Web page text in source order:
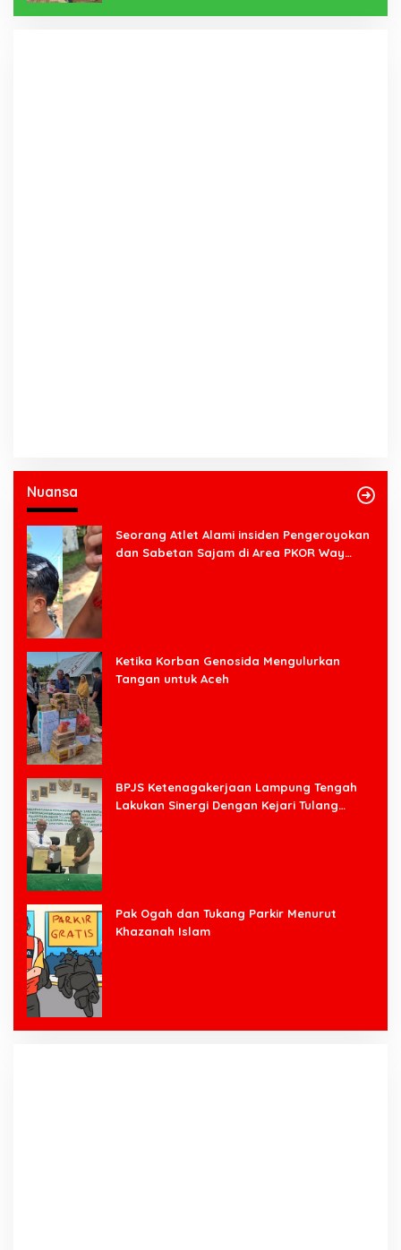
Nuansa
Seorang Atlet Alami insiden Pengeroyokan
dan Sabetan Sajam di Area PKOR Way
Ketika Korban Genosida Mengulurkan
Tangan untuk Aceh
BPJS Ketenagakerjaan Lampung Tengah
Lakukan Sinergi Dengan Kejari Tulang
Pak Ogah dan Tukang Parkir Menurut
Khazanah Islam